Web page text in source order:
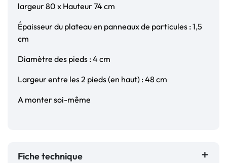
largeur 80 x Hauteur 74 cm
Épaisseur du plateau en panneaux de particules : 1,5
cm
Diamètre des pieds : 4 cm
Largeur entre les 2 pieds (en haut) : 48 cm
A monter soi-même
Fiche technique